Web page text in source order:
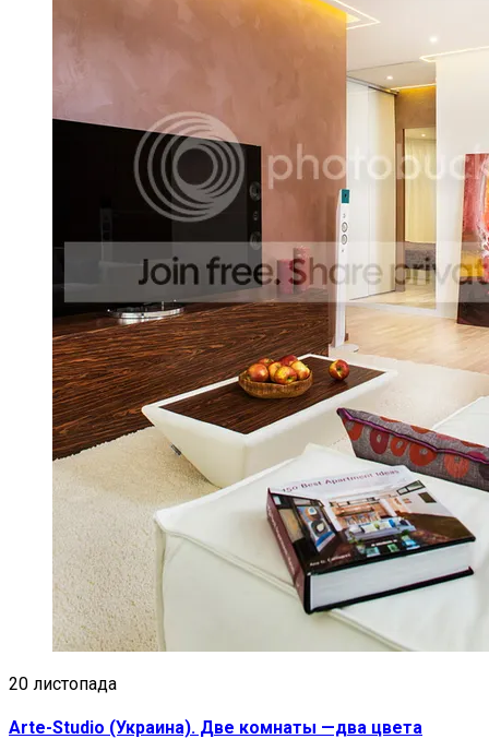
20 листопада
Arte-Studiо (Украина). Две комнаты —два цвета